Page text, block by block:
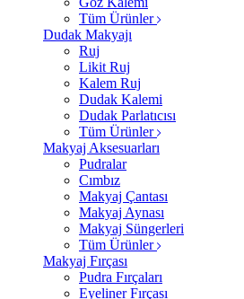
Tüm Ürünler
Dudak Makyajı
Ruj
Likit Ruj
Kalem Ruj
Dudak Kalemi
Dudak Parlatıcısı
Tüm Ürünler
Makyaj Aksesuarları
Pudralar
Cımbız
Makyaj Çantası
Makyaj Aynası
Makyaj Süngerleri
Tüm Ürünler
Makyaj Fırçası
Pudra Fırçaları
Eyeliner Fırçası